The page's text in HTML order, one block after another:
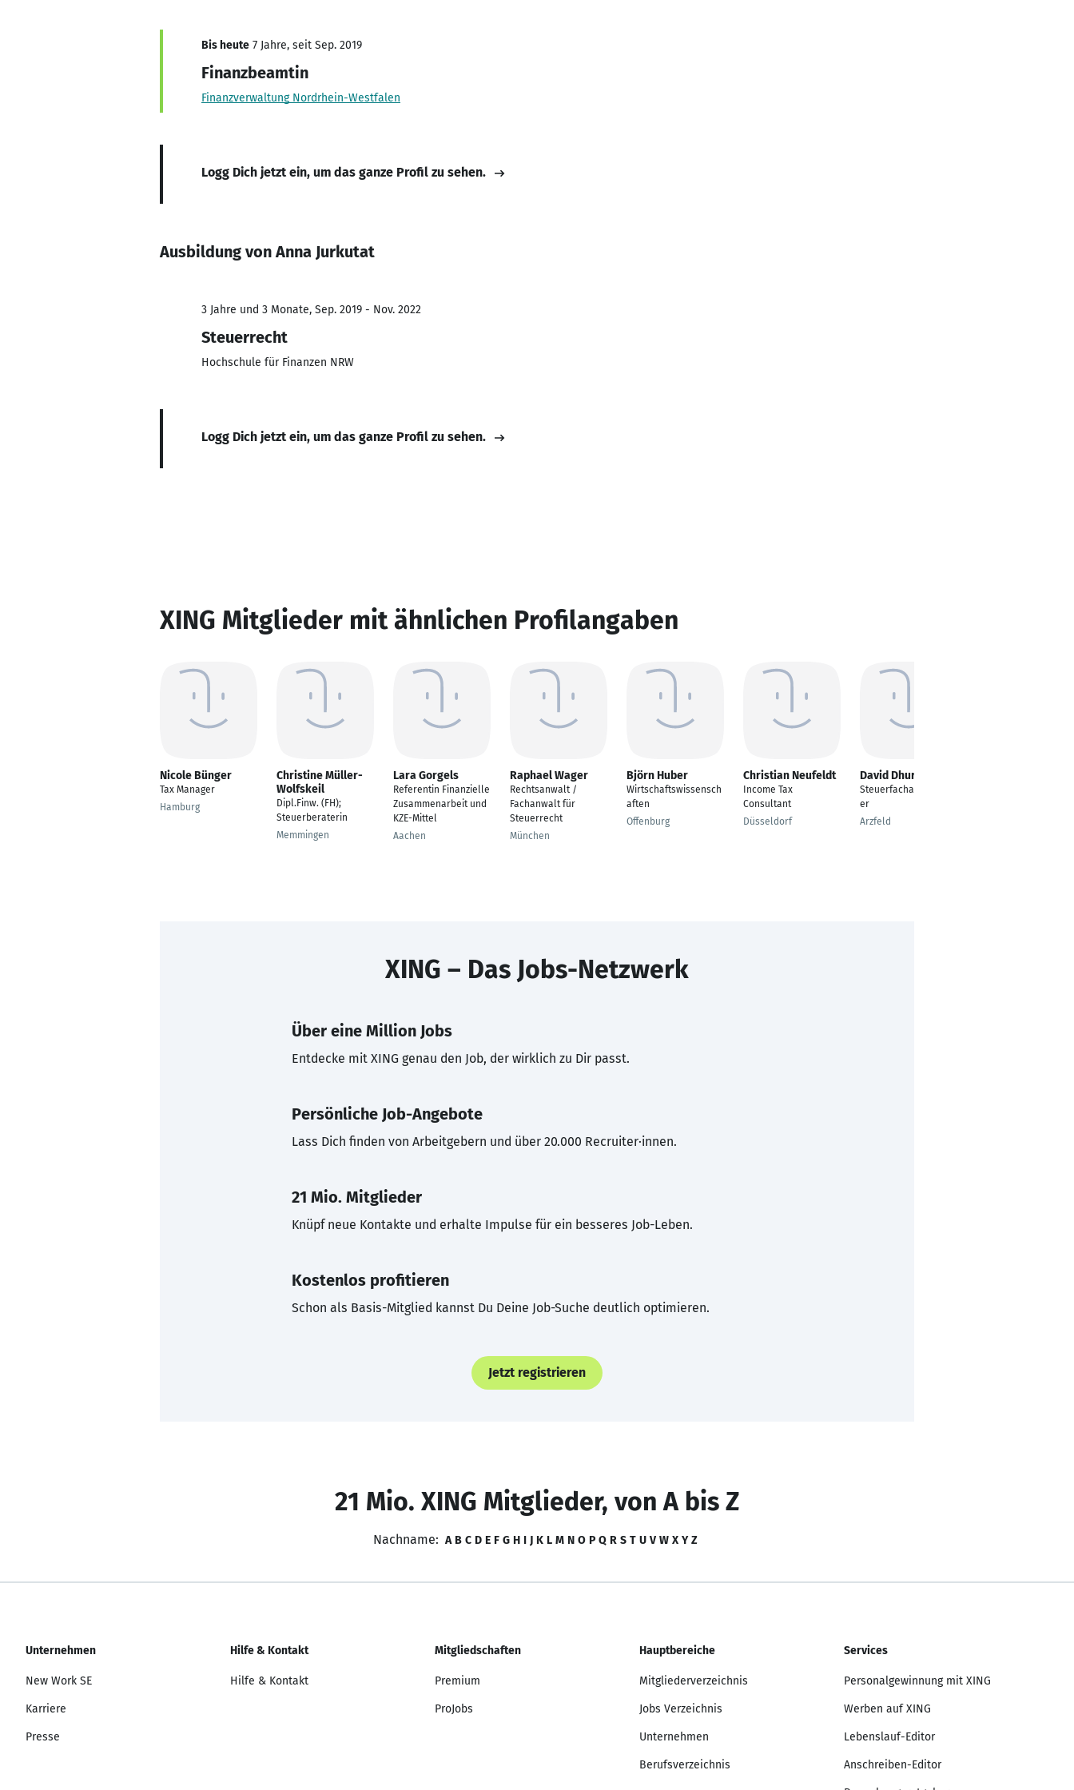
Bis heute 7 Jahre, seit Sep. 2019
Finanzbeamtin
Finanzverwaltung Nordrhein-Westfalen
Logg Dich jetzt ein, um das ganze Profil zu sehen.
Ausbildung von Anna Jurkutat
3 Jahre und 3 Monate, Sep. 2019 - Nov. 2022
Steuerrecht
Hochschule für Finanzen NRW
Logg Dich jetzt ein, um das ganze Profil zu sehen.
XING Mitglieder mit ähnlichen Profilangaben
Nicole Bünger
Tax Manager
Hamburg
Christine Müller-
Wolfskeil
Dipl.Finw. (FH);
Steuerberaterin
Memmingen
Lara Gorgels
Referentin Finanzielle
Zusammenarbeit und
KZE-Mittel
Aachen
Raphael Wager
Rechtsanwalt /
Fachanwalt für
Steuerrecht
München
Björn Huber
Wirtschaftswissensch
aften
Offenburg
Christian Neufeldt
Income Tax
Consultant
Düsseldorf
David Dhur
Steuerfachangestellt
er
Arzfeld
XING – Das Jobs-Netzwerk
Über eine Million Jobs
Entdecke mit XING genau den Job, der wirklich zu Dir passt.
Persönliche Job-Angebote
Lass Dich finden von Arbeitgebern und über 20.000 Recruiter·innen.
21 Mio. Mitglieder
Knüpf neue Kontakte und erhalte Impulse für ein besseres Job-Leben.
Kostenlos profitieren
Schon als Basis-Mitglied kannst Du Deine Job-Suche deutlich optimieren.
Jetzt registrieren
21 Mio. XING Mitglieder, von A bis Z
Nachname: A B C D E F G H I J K L M N O P Q R S T U V W X Y Z
Unternehmen
New Work SE
Karriere
Presse
Hilfe & Kontakt
Hilfe & Kontakt
Mitgliedschaften
Premium
ProJobs
Hauptbereiche
Mitgliederverzeichnis
Jobs Verzeichnis
Unternehmen
Berufsverzeichnis
Services
Personalgewinnung mit XING
Werben auf XING
Lebenslauf-Editor
Anschreiben-Editor